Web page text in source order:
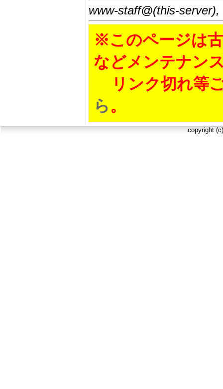
www-staff@(this-
※このページは
などメンテナン
リンク切れ等
ら。
copyright